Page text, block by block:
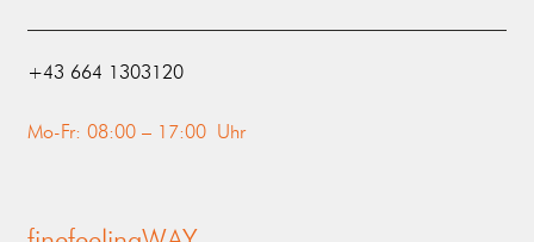
‭+43 664 1303120‬
Mo-Fr: 08:00 – 17:00 Uhr